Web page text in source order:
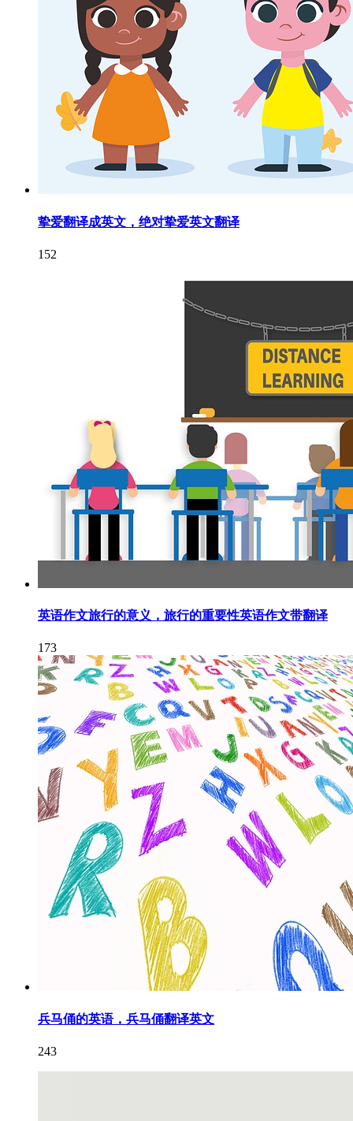
挚爱翻译成英文，绝对挚爱英文翻译
152
英语作文旅行的意义，旅行的重要性英语作文带翻译
173
兵马俑的英语，兵马俑翻译英文
243